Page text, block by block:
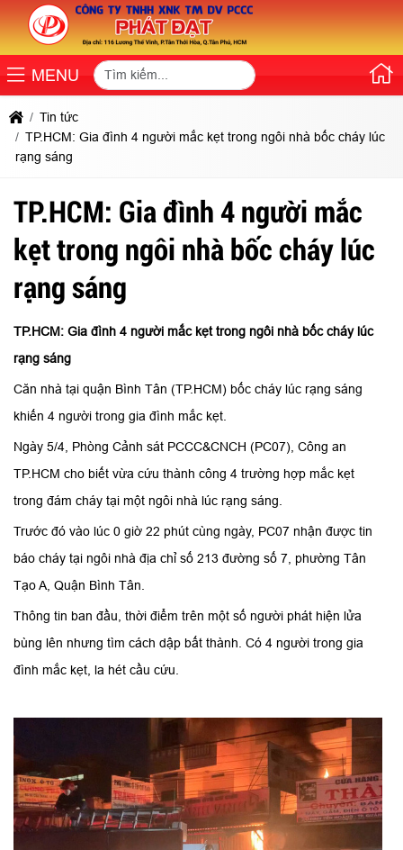
MENU
Tin tức
TP.HCM: Gia đình 4 người mắc kẹt trong ngôi nhà bốc cháy lúc
rạng sáng
TP.HCM: Gia đình 4 người mắc
kẹt trong ngôi nhà bốc cháy lúc
rạng sáng
TP.HCM: Gia đình 4 người mắc kẹt trong ngôi nhà bốc cháy lúc
rạng sáng
Căn nhà tại quận Bình Tân (TP.HCM) bốc cháy lúc rạng sáng
khiến 4 người trong gia đình mắc kẹt.
Ngày 5/4, Phòng Cảnh sát PCCC&CNCH (PC07), Công an
TP.HCM cho biết vừa cứu thành công 4 trường hợp mắc kẹt
trong đám cháy tại một ngôi nhà lúc rạng sáng.
Trước đó vào lúc 0 giờ 22 phút cùng ngày, PC07 nhận được tin
báo cháy tại ngôi nhà địa chỉ số 213 đường số 7, phường Tân
Tạo A, Quận Bình Tân.
Thông tin ban đầu, thời điểm trên một số người phát hiện lửa
bùng lên nhưng tìm cách dập bất thành. Có 4 người trong gia
đình mắc kẹt, la hét cầu cứu.